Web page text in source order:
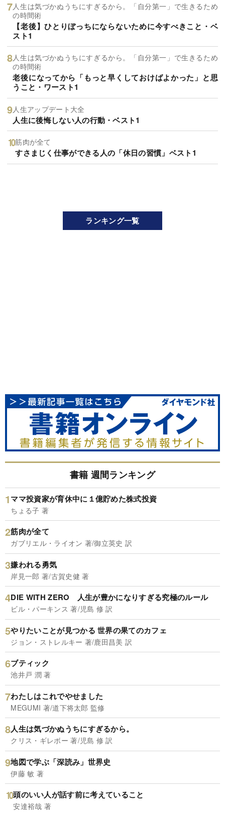
人生は気づかぬうちにすぎるから。「自分第一」で生きるため
の時間術
【老後】ひとりぼっちにならないために今すべきこと・ベ
スト1
人生は気づかぬうちにすぎるから。「自分第一」で生きるため
の時間術
老後になってから「もっと早くしておけばよかった」と思
うこと・ワースト1
人生アップデート大全
人生に後悔しない人の行動・ベスト1
筋肉が全て
すさまじく仕事ができる人の「休日の習慣」ベスト1
ランキング一覧
書籍 週間ランキング
ママ投資家が育休中に１億貯めた株式投資
ちょる子 著
筋肉が全て
ガブリエル・ライオン 著/御立英史 訳
嫌われる勇気
岸見一郎 著/古賀史健 著
DIE WITH ZERO 人生が豊かになりすぎる究極のルール
ビル・パーキンス 著/児島 修 訳
やりたいことが見つかる 世界の果てのカフェ
ジョン・ストレルキー 著/鹿田昌美 訳
ブティック
池井戸 潤 著
わたしはこれでやせました
MEGUMI 著/道下将太郎 監修
人生は気づかぬうちにすぎるから。
クリス・ギレボー 著/児島 修 訳
地図で学ぶ「深読み」世界史
伊藤 敏 著
頭のいい人が話す前に考えていること
安達裕哉 著